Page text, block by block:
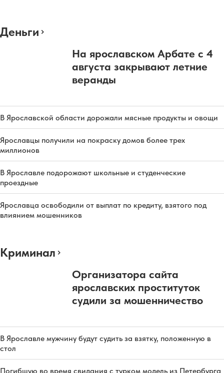
Деньги
На ярославском Арбате с 4
августа закрывают летние
веранды
В Ярославской области дорожали мясные продукты и овощи
Ярославцы получили на покраску домов более трех
миллионов
В Ярославле подорожают школьные и студенческие
проездные
Ярославца освободили от выплат по кредиту, взятого под
влиянием мошенников
Криминал
Организатора сайта
ярославских проституток
судили за мошенничество
В Ярославле мужчину будут судить за взятку, положенную в
стол
Погибшую во время свидания с турком модель из Петербурга